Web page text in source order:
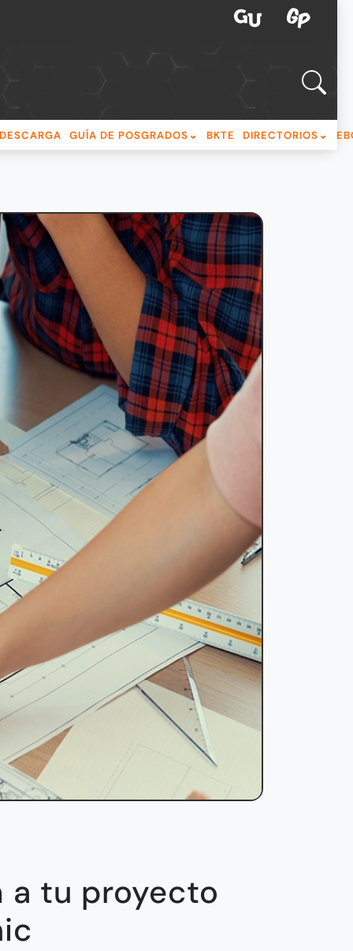
GUÍA DE POSGRADOS BKTE DIRECTORIOS
a tu proyecto